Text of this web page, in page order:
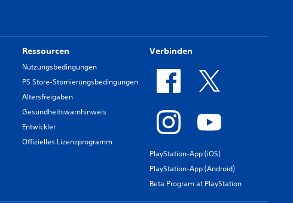
Ressourcen
Nutzungsbedingungen
PS Store-Stornierungsbedingungen
Altersfreigaben
Gesundheitswarnhinweis
Entwickler
Offizielles Lizenzprogramm
Verbinden
PlayStation-App (iOS)
PlayStation-App (Android)
Beta Program at PlayStation